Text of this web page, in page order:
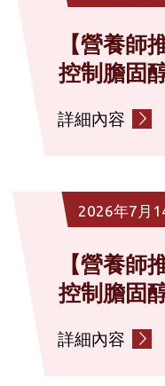
【營養師
控制膽固
詳細內容
2026年7月
【營養師
控制膽固
詳細內容